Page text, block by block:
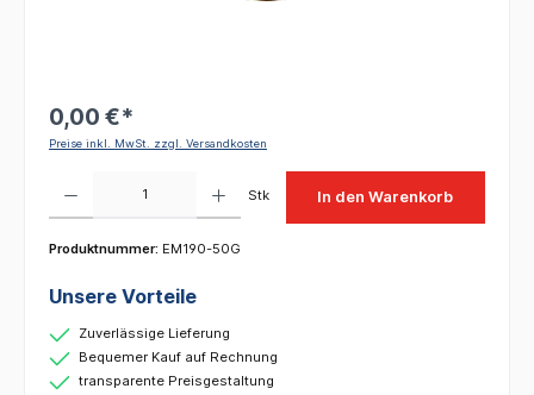
0,00 €*
Preise inkl. MwSt. zzgl. Versandkosten
Stk In den Warenkorb
Produktnummer: EM190-50G
Unsere Vorteile
Zuverlässige Lieferung
Bequemer Kauf auf Rechnung
transparente Preisgestaltung